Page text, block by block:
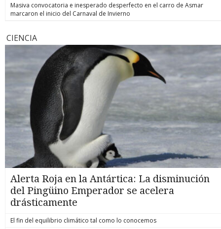
Masiva convocatoria e inesperado desperfecto en el carro de Asmar
marcaron el inicio del Carnaval de Invierno
CIENCIA
Alerta Roja en la Antártica: La disminución
del Pingüino Emperador se acelera
drásticamente
El fin del equilibrio climático tal como lo conocemos